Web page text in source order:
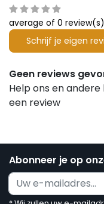
average of 0 review(s)
Schrijf je eigen
Geen reviews
Help ons en
een review
Abonneer je op